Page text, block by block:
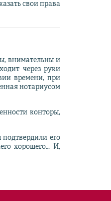
свои права
внимательны и
через руки
времени, при
нотариусом
конторы,
его
хорошего… И,